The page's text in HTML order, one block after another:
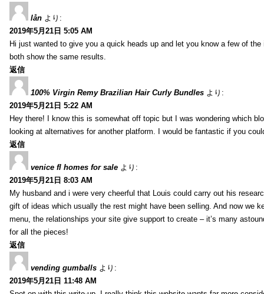
lån より:
2019年5月21日 5:05 AM
Hi just wanted to give you a quick heads up and let you know a few of
both show the same results.
返信
100% Virgin Remy Brazilian Hair Curly Bundles より:
2019年5月21日 5:22 AM
Hey there! I know this is somewhat off topic but I was wondering which
looking at alternatives for another platform. I would be fantastic if you
返信
venice fl homes for sale より:
2019年5月21日 8:03 AM
My husband and i were very cheerful that Louis could carry out his
gift of ideas which usually the rest might have been selling. And now we
menu, the relationships your site give support to create – it’s many
for all the pieces!
返信
vending gumballs より:
2019年5月21日 11:48 AM